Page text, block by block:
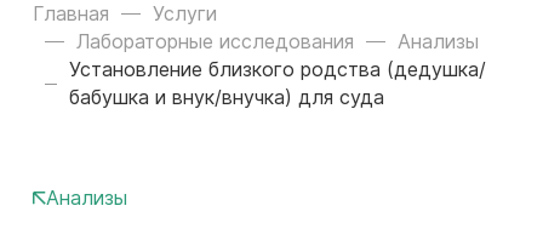
Главная
Услуги
Лабораторные исследования
Анализы
Установление близкого родства (дедушка/
бабушка и внук/внучка) для суда
Анализы